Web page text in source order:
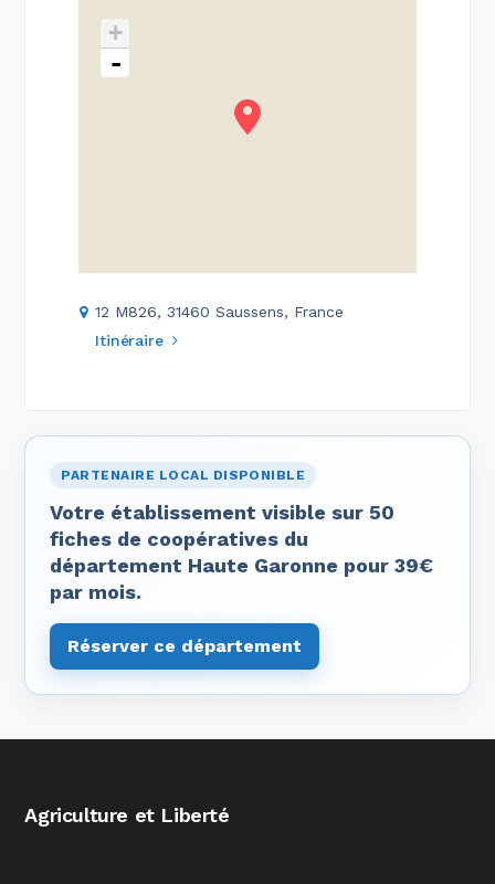
+
-
12 M826, 31460 Saussens, France
Itinéraire
PARTENAIRE LOCAL DISPONIBLE
Votre établissement visible sur 50
fiches de coopératives du
département Haute Garonne pour 39€
par mois.
Réserver ce département
Agriculture et Liberté